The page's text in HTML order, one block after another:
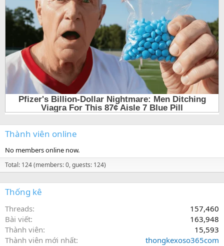
Thành viên online
No members online now.
Total: 124 (members: 0, guests: 124)
Thống kê
Threads
157,460
Bài viết
163,948
Thành viên
15,593
Thành viên mới nhất
thongkexoso365com